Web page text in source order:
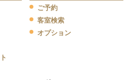
ご予約
客室検索
オプション